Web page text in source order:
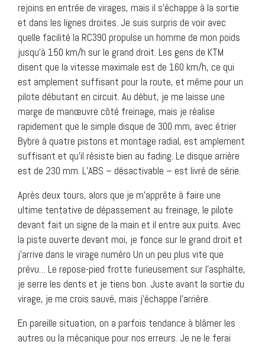
rejoins en entrée de virages, mais il s’échappe à la sortie
et dans les lignes droites. Je suis surpris de voir avec
quelle facilité la RC390 propulse un homme de mon poids
jusqu’à 150 km/h sur le grand droit. Les gens de KTM
disent que la vitesse maximale est de 160 km/h, ce qui
est amplement suffisant pour la route, et même pour un
pilote débutant en circuit. Au début, je me laisse une
marge de manœuvre côté freinage, mais je réalise
rapidement que le simple disque de 300 mm, avec étrier
Bybre à quatre pistons et montage radial, est amplement
suffisant et qu’il résiste bien au fading. Le disque arrière
est de 230 mm. L’ABS – désactivable – est livré de série.
Après deux tours, alors que je m’apprête à faire une
ultime tentative de dépassement au freinage, le pilote
devant fait un signe de la main et il entre aux puits. Avec
la piste ouverte devant moi, je fonce sur le grand droit et
j’arrive dans le virage numéro Un un peu plus vite que
prévu… Le repose-pied frotte furieusement sur l’asphalte,
je serre les dents et je tiens bon. Juste avant la sortie du
virage, je me crois sauvé, mais j’échappe l’arrière.
En pareille situation, on a parfois tendance à blâmer les
autres ou la mécanique pour nos erreurs. Je ne le ferai